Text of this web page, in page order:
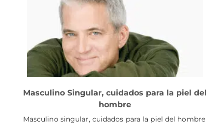
Masculino Singular, cuidados para la piel del
hombre
Masculino singular, cuidados para la piel del hombre